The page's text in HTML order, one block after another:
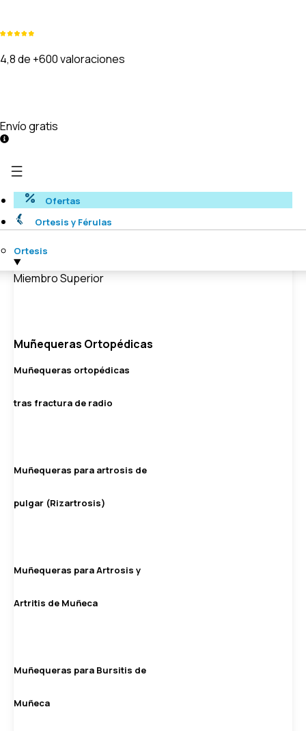
4,8 de +600 valoraciones
Envío gratis
Ofertas
Ortesis y Férulas
Ortesis
Miembro Superior
Muñequeras Ortopédicas
Muñequeras ortopédicas
tras fractura de radio
Muñequeras para artrosis de
pulgar (Rizartrosis)
Muñequeras para Artrosis y
Artritis de Muñeca
Muñequeras para Bursitis de
Muñeca